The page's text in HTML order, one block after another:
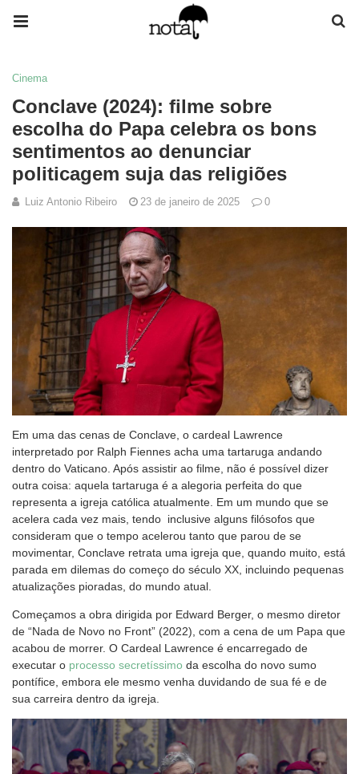
Cinema
Conclave (2024): filme sobre
escolha do Papa celebra os bons
sentimentos ao denunciar
politicagem suja das religiões
Luiz Antonio Ribeiro 23 de janeiro de 2025 0
Em uma das cenas de Conclave, o cardeal Lawrence
interpretado por Ralph Fiennes acha uma tartaruga andando
dentro do Vaticano. Após assistir ao filme, não é possível dizer
outra coisa: aquela tartaruga é a alegoria perfeita do que
representa a igreja católica atualmente. Em um mundo que se
acelera cada vez mais, tendo inclusive alguns filósofos que
consideram que o tempo acelerou tanto que parou de se
movimentar, Conclave retrata uma igreja que, quando muito, está
parada em dilemas do começo do século XX, incluindo pequenas
atualizações pioradas, do mundo atual.
Começamos a obra dirigida por Edward Berger, o mesmo diretor
de “Nada de Novo no Front” (2022), com a cena de um Papa que
acabou de morrer. O Cardeal Lawrence é encarregado de
executar o processo secretíssimo da escolha do novo sumo
pontífice, embora ele mesmo venha duvidando de sua fé e de
sua carreira dentro da igreja.